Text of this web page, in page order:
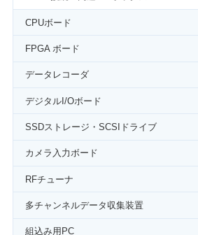
CPUボード
FPGA ボード
データレコーダ
デジタルI/Oボード
SSDストレージ・SCSIドライブ
カメラ入力ボード
RFチューナ
多チャンネルデータ収集装置
組込み用PC